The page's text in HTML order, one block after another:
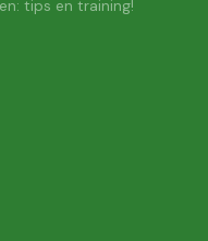
tips en training!